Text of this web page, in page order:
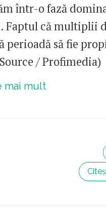
într-o fază
Faptul că multiplii
perioadă să fie
/ Profimedia)
mai mult